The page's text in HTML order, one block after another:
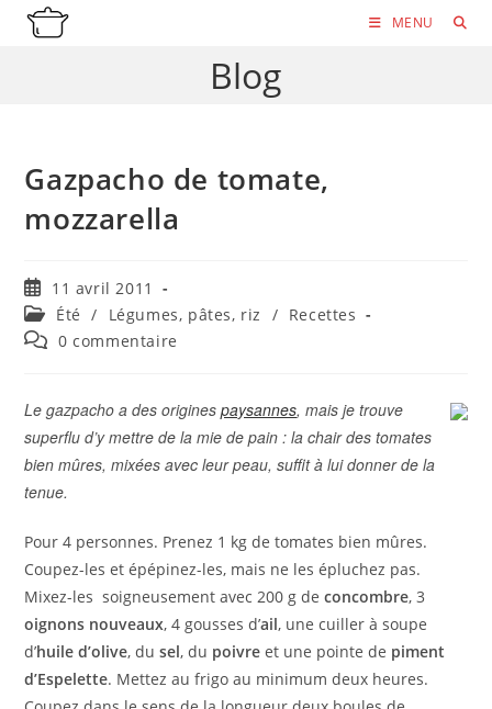
Skip
MENU
Blog
Gazpacho de tomate,
mozzarella
Publication
publiée :
11 avril 2011
Post
category:
Été / Légumes, pâtes, riz / Recettes
Commentaires
publication :
0 commentaire
Le gazpacho a des originespaysannes, mais je trouve
superflu d’y mettre de la mie de pain : la chair des tomates
bien mûres, mixées avec leur peau, suffit à lui donner de la
tenue.
Pour 4 personnes. Prenez 1 kg de tomates bien mûres.
Coupez-les et épépinez-les, mais ne les épluchez pas.
Mixez-les soigneusement avec 200 g deconcombre, 3
oignons nouveaux, 4 gousses d’ail, une cuiller à soupe
d’huile d’olive, dusel, du poivreet une pointe de piment
d’Espelette. Mettez au frigo au minimum deux heures.